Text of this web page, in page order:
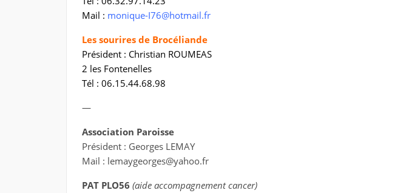
Mail : monique-I76@hotmail.fr
Les sourires de Brocéliande
Président : Christian ROUMEAS
2 les Fontenelles
Tél : 06.15.44.68.98
—
Association Paroisse
Président : Georges LEMAY
Mail : lemaygeorges@yahoo.fr
PAT PLO56 (aide accompagnement cancer)